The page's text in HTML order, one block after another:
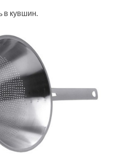
в кувшин.